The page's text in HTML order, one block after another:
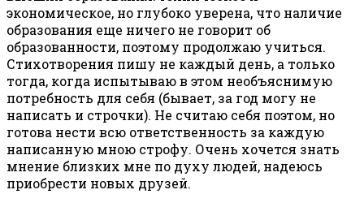
экономическое, но глубоко уверена, что наличие
образования еще ничего не говорит об
образованности, поэтому продолжаю учиться.
Стихотворения пишу не каждый день, а только
тогда, когда испытываю в этом необъяснимую
потребность для себя (бывает, за год могу не
написать и строчки). Не считаю себя поэтом, но
готова нести всю ответственность за каждую
написанную мною строфу. Очень хочется знать
мнение близких мне по духу людей, надеюсь
приобрести новых друзей.